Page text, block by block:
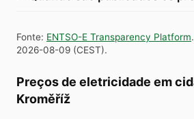
Fonte: ENTSO-E Transparency Platform.
2026-08-09 (CEST).
Preços de eletricidade em
Kroměříž